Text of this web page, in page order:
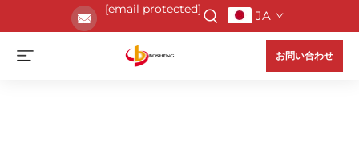
[email protected] JA
お問い合わせ